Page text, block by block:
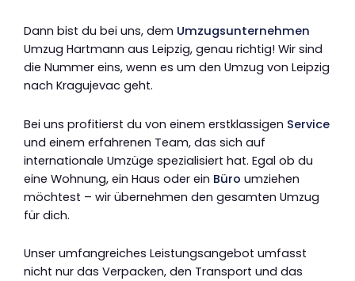
Dann bist du bei uns, dem Umzugsunternehmen
Umzug Hartmann aus Leipzig, genau richtig! Wir sind
die Nummer eins, wenn es um den Umzug von Leipzig
nach Kragujevac geht.
Bei uns profitierst du von einem erstklassigen Service
und einem erfahrenen Team, das sich auf
internationale Umzüge spezialisiert hat. Egal ob du
eine Wohnung, ein Haus oder ein Büro umziehen
möchtest – wir übernehmen den gesamten Umzug
für dich.
Unser umfangreiches Leistungsangebot umfasst
nicht nur das Verpacken, den Transport und das